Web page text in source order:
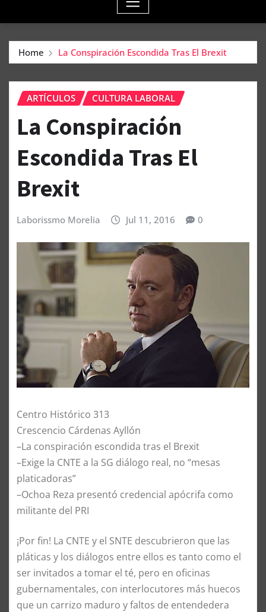
Home La Conspiración Escondida Tras El Brexit
ARTÍCULOS CULTURA LABORAL
La Conspiración
Escondida Tras El
Brexit
Laborissmo Morelia Jul 11, 2016 0
Centro Histórico 313
Crescencio Cárdenas Ayllón
–La conspiración escondida tras el Brexit
–Exige la CNTE a la SG diálogo real, no “mesas
platicadoras”
–Ochoa Reza presentó credencial apócrifa como
militante del PRI
¡Por fin! La CNTE y el SNTE descubrieron que las
pláticas y los diálogos entre ellos es tanto como el
ser invitados a tomar el té, pero en oficinas
gubernamentales, con interlocutores más huecos
que un carrizo maduro y faltos de entendedera